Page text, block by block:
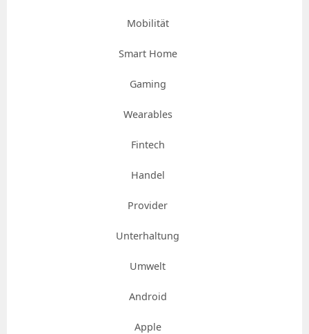
Mobilität
Smart Home
Gaming
Wearables
Fintech
Handel
Provider
Unterhaltung
Umwelt
Android
Apple